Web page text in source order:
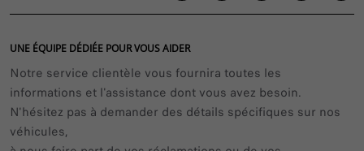
UNE ÉQUIPE DÉDIÉE POUR VOUS AIDER
Notre service clientèle vous fournira toutes les
informations et l'assistance dont vous avez besoin.
N'hésitez pas à demander des détails spécifiques sur nos
véhicules,